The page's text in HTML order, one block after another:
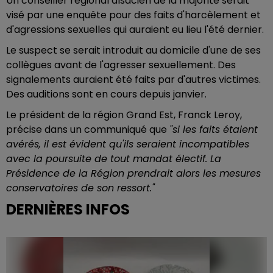
visé par une enquête pour des faits d'harcèlement et
d'agressions sexuelles qui auraient eu lieu l'été dernier.
Le suspect se serait introduit au domicile d'une de ses
collègues avant de l'agresser sexuellement. Des
signalements auraient été faits par d'autres victimes.
Des auditions sont en cours depuis janvier.
Le président de la région Grand Est, Franck Leroy,
précise dans un communiqué que "si les faits étaient
avérés, il est évident qu'ils seraient incompatibles
avec la poursuite de tout mandat électif. La
Présidence de la Région prendrait alors les mesures
conservatoires de son ressort."
DERNIÈRES INFOS